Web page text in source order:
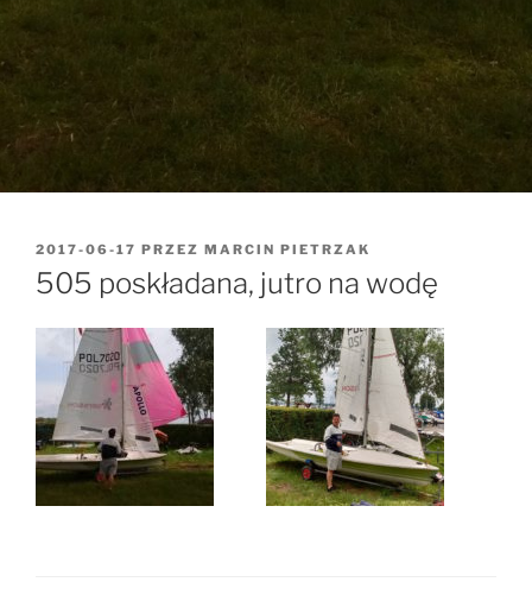
OPUBLIKOWANE
W
2017-06-17 PRZEZ MARCIN PIETRZAK
505 poskładana, jutro na wodę